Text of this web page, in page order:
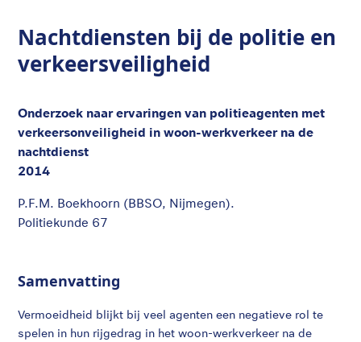
Nachtdiensten bij de politie en
verkeersveiligheid
Onderzoek naar ervaringen van politieagenten met
verkeersonveiligheid in woon-werkverkeer na de
nachtdienst
2014
P.F.M. Boekhoorn (BBSO, Nijmegen).
Politiekunde 67
Samenvatting
Vermoeidheid blijkt bij veel agenten een negatieve rol te
spelen in hun rijgedrag in het woon-werkverkeer na de